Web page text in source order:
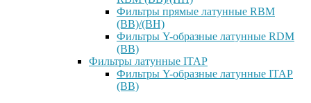
Фильтры прямые латунные RBM
(ВВ)/(ВН)
Фильтры Y-образные латунные RDM
(ВВ)
Фильтры латунные ITAP
Фильтры Y-образные латунные ITAP
(ВВ)